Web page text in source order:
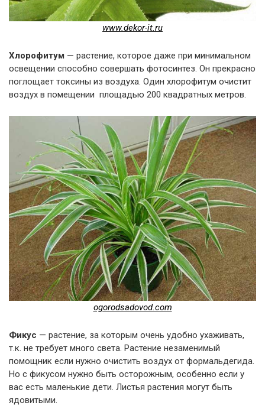
www.dekor-it.ru
Хлорофитум — растение, которое даже при минимальном
освещении способно совершать фотосинтез. Он прекрасно
поглощает токсины из воздуха. Один хлорофитум очистит
воздух в помещении площадью 200 квадратных метров.
ogorodsadovod.com
Фикус — растение, за которым очень удобно ухаживать,
т.к. не требует много света. Растение незаменимый
помощник если нужно очистить воздух от формальдегида.
Но с фикусом нужно быть осторожным, особенно если у
вас есть маленькие дети. Листья растения могут быть
ядовитыми.